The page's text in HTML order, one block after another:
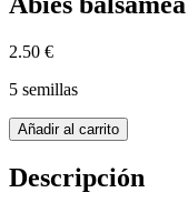
2.50 €
5 semillas
Añadir al carrito
Descripción